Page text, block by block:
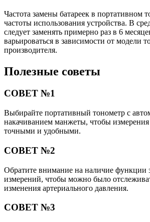
Частота замены батареек в портативном
частоты использования устройства. В
следует заменять примерно раз в 6
варьироваться в зависимости от модели
производителя.
Полезные советы
СОВЕТ №1
Выбирайте портативный тонометр с
накачиванием манжеты, чтобы
точными и удобными.
СОВЕТ №2
Обратите внимание на наличие функции
измерений, чтобы можно было
изменения артериального давления.
СОВЕТ №3